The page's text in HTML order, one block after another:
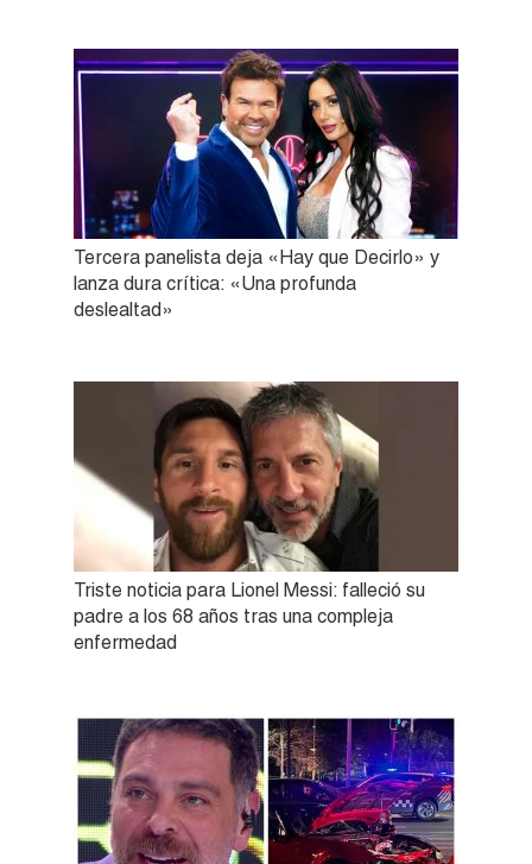
Tercera panelista deja «Hay que Decirlo» y
lanza dura crítica: «Una profunda
deslealtad»
Triste noticia para Lionel Messi: falleció su
padre a los 68 años tras una compleja
enfermedad